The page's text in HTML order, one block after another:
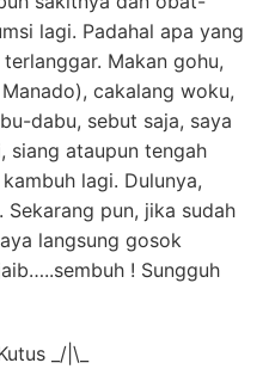
lagi. Padahal apa yang
Makan gohu,
cakalang woku,
dabu, sebut saja, saya
siang ataupun tengah
lagi. Dulunya,
pun, jika sudah
langsung gosok
! Sungguh
_/|\_